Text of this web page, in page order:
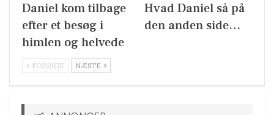
Daniel kom tilbage
efter et besøg i
himlen og helvede
Hvad Daniel så på
den anden side…
FORRIGE NÆSTE